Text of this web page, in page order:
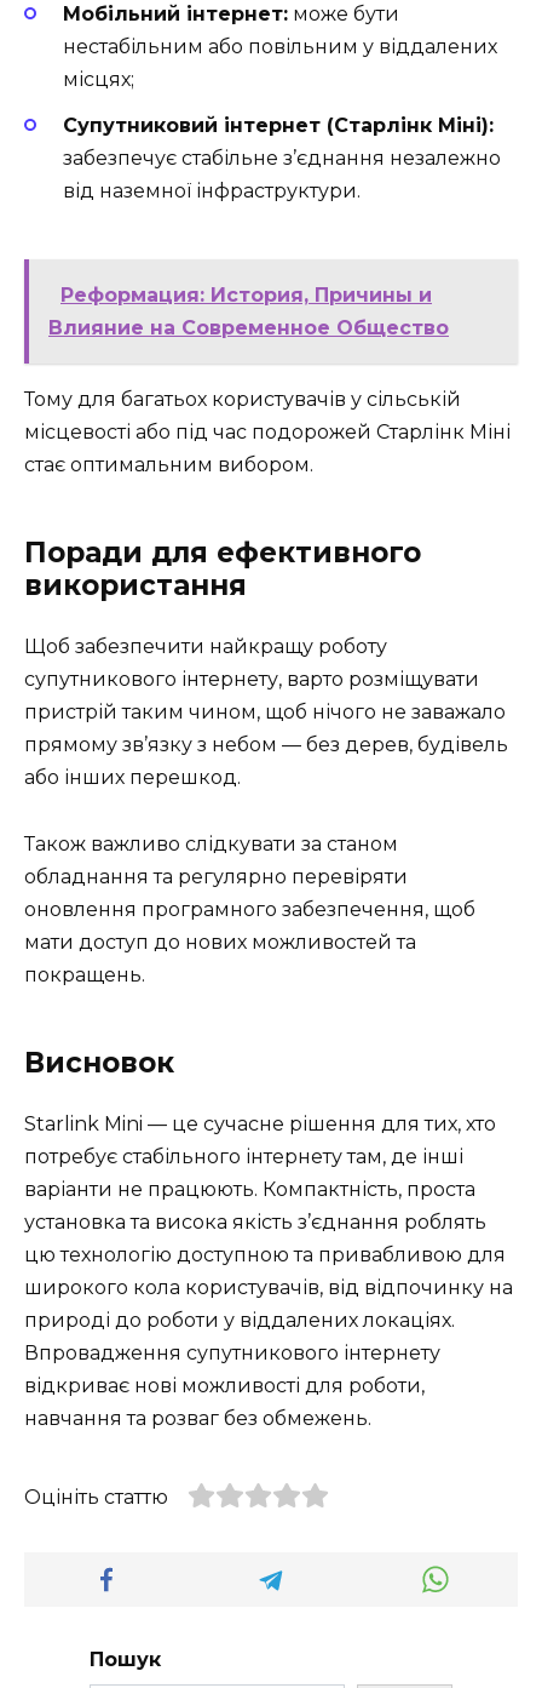
Мобільний інтернет: може бути
нестабільним або повільним у віддалених
місцях;
Супутниковий інтернет (Старлінк Міні):
забезпечує стабільне з’єднання незалежно
від наземної інфраструктури.
Реформация: История, Причины и
Влияние на Современное Общество
Тому для багатьох користувачів у сільській
місцевості або під час подорожей Старлінк Міні
стає оптимальним вибором.
Поради для ефективного
використання
Щоб забезпечити найкращу роботу
супутникового інтернету, варто розміщувати
пристрій таким чином, щоб нічого не заважало
прямому зв’язку з небом — без дерев, будівель
або інших перешкод.
Також важливо слідкувати за станом
обладнання та регулярно перевіряти
оновлення програмного забезпечення, щоб
мати доступ до нових можливостей та
покращень.
Висновок
Starlink Mini — це сучасне рішення для тих, хто
потребує стабільного інтернету там, де інші
варіанти не працюють. Компактність, проста
установка та висока якість з’єднання роблять
цю технологію доступною та привабливою для
широкого кола користувачів, від відпочинку на
природі до роботи у віддалених локаціях.
Впровадження супутникового інтернету
відкриває нові можливості для роботи,
навчання та розваг без обмежень.
Оцініть статтю
Пошук